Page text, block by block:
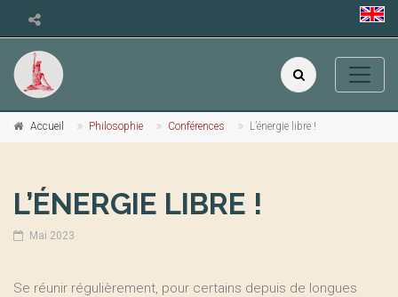
Accueil Philosophie Conférences L’énergie libre !
L’ÉNERGIE LIBRE !
Mai 2023
Se réunir régulièrement, pour certains depuis de longues